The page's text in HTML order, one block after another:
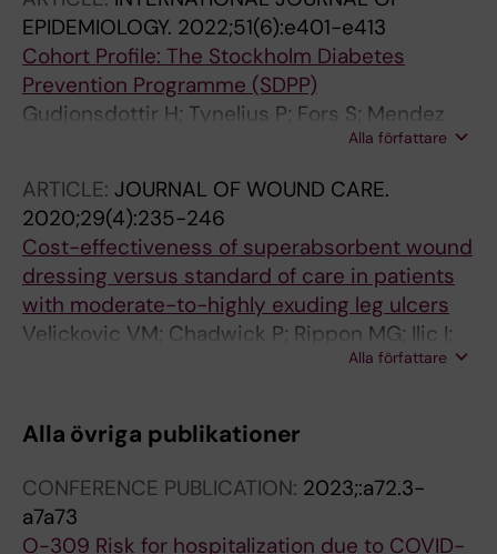
EPIDEMIOLOGY. 2022;51(6):e401-e413
Cohort Profile: The Stockholm Diabetes
Prevention Programme (SDPP)
Gudjonsdottir H; Tynelius P; Fors S; Mendez
DY; Gebreslassie M; Zhou M; Carlsson AC;
B; Lager A
Alla författare
ARTICLE: JOURNAL OF WOUND CARE.
2020;29(4):235-246
Cost-effectiveness of superabsorbent wound
dressing versus standard of care in patients
with moderate-to-highly exuding leg ulcers
Velickovic VM; Chadwick P; Rippon MG; Ilic I;
McGlone ER; Gebreslassie M; Csernus M;
H
Alla författare
Alla övriga publikationer
CONFERENCE PUBLICATION: 2023;:a72.3-
a7a73
O-309 Risk for hospitalization due to COVID-